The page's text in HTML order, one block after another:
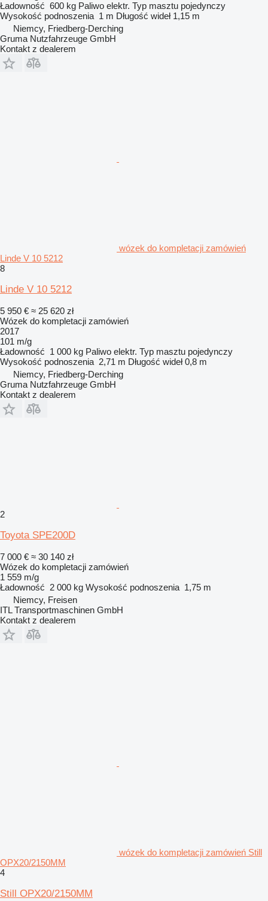
Ładowność 600 kg Paliwo elektr. Typ masztu pojedynczy
Wysokość podnoszenia 1 m Długość wideł 1,15 m
Niemcy, Friedberg-Derching
Gruma Nutzfahrzeuge GmbH
Kontakt z dealerem
wózek do kompletacji zamówień
Linde V 10 5212
8
Linde V 10 5212
5 950 € ≈ 25 620 zł
Wózek do kompletacji zamówień
2017
101 m/g
Ładowność 1 000 kg Paliwo elektr. Typ masztu pojedynczy
Wysokość podnoszenia 2,71 m Długość wideł 0,8 m
Niemcy, Friedberg-Derching
Gruma Nutzfahrzeuge GmbH
Kontakt z dealerem
2
Toyota SPE200D
7 000 € ≈ 30 140 zł
Wózek do kompletacji zamówień
1 559 m/g
Ładowność 2 000 kg Wysokość podnoszenia 1,75 m
Niemcy, Freisen
ITL Transportmaschinen GmbH
Kontakt z dealerem
wózek do kompletacji zamówień Still
OPX20/2150MM
4
Still OPX20/2150MM